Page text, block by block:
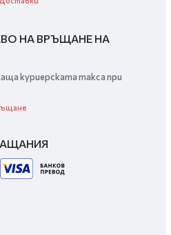
НА ВРЪЩАНЕ НА
куриерската такса при